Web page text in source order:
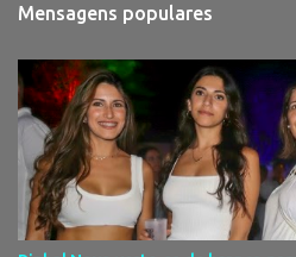
Mensagens populares